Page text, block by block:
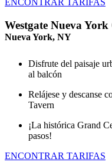
ENCONTRAR TARIFAS
Westgate Nueva
Nueva York, NY
Disfrute del paisaje
al balcón
Relájese y descanse
Tavern
¡La histórica Grand
pasos!
ENCONTRAR TARIFAS